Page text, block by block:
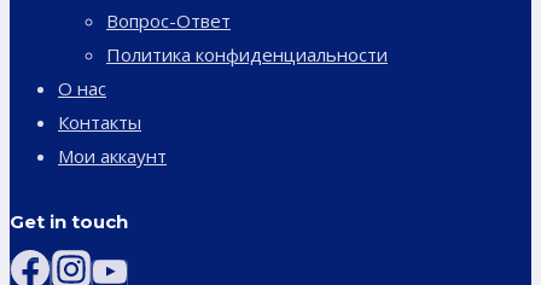
Вопрос-Ответ
Политика конфиденциальности
О нас
Контакты
Мои аккаунт
Get in touch